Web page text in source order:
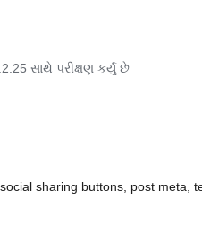
સાથે પરીક્ષણ કર્યું છે
sharing buttons, post meta,